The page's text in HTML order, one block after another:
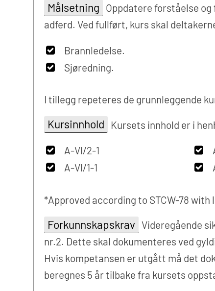
Målsetning Oppdatere forståelse
adferd. Ved fullført, kurs skal
Brannledelse.
Sjøredning.
I tillegg repeteres de grunnleggende
Kursinnhold Kursets innhold er i
A-VI/2-1
A-VI/1-1
*Approved according to STCW-78 with
Forkunnskapskrav Videregående
nr.2. Dette skal dokumenteres ved
Hvis kompetansen er utgått må det
beregnes 5 år tilbake fra kursets